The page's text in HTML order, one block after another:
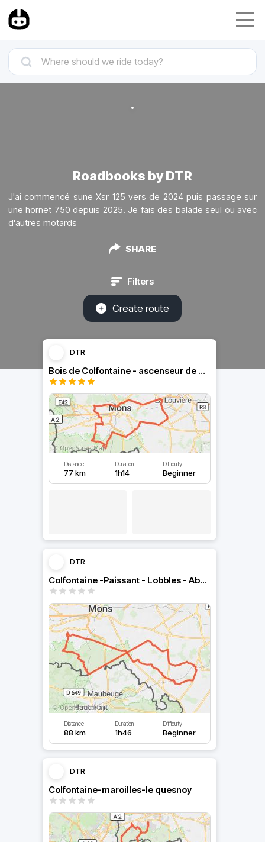
Roadbooks by DTR
J'ai commencé sune Xsr 125 vers de 2024 puis passage sur
une hornet 750 depuis 2025. Je fais des balade seul ou avec
d'autres motards
SHARE
Filters
Create route
DTR
Bois de Colfontaine - ascenseur de Strépy
Distance
77 km
Duration
1h14
Difficulty
Beginner
DTR
Colfontaine -Paissant - Lobbles - Abbaye de Bonne Espérance
Distance
88 km
Duration
1h46
Difficulty
Beginner
DTR
Colfontaine-maroilles-le quesnoy